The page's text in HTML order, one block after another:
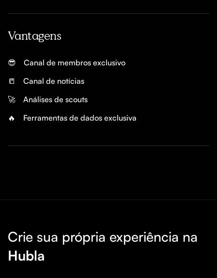
Vantagens
😎
Canal de membros exclusivo
📒
Canal de notícias
🚀
Análises de scouts
🔥
Ferramentas de dados exclusiva
Crie sua própria experiência na
Hubla